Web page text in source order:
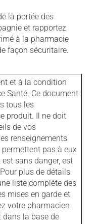
la portée des
et rapportez
à la pharmacie
façon sécuritaire.
et à la condition
Santé. Ce document
tous les
produit. Il ne doit
de vos
renseignements
pas à eux
sans danger, est
plus de détails
liste complète des
mises en garde et
votre pharmacien
la base de